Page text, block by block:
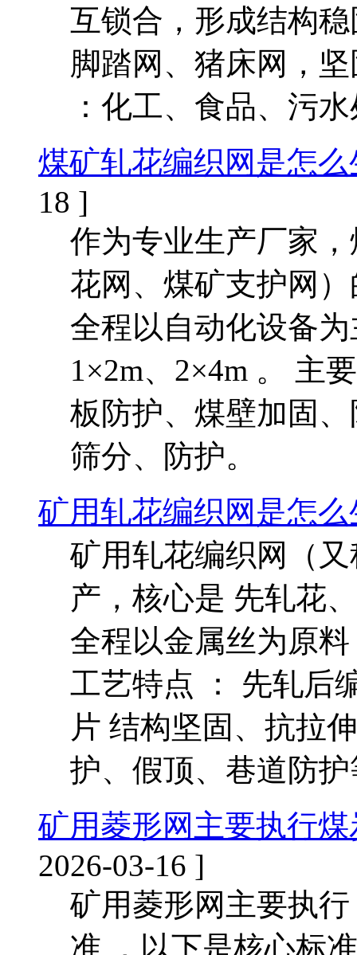
互锁合，形成结构
脚踏网、猪床网，
：化工、食品、污
煤矿轧花编织网是怎
18 ]
作为专业生产厂家
花网、煤矿支护网
全程以自动化设备
1×2m、2×4m 。 主
板防护、煤壁加固
筛分、防护。
矿用轧花编织网是怎
矿用轧花编织网（
产，核心是 先轧花
全程以金属丝为原
工艺特点 ： 先轧后
片 结构坚固、抗拉
护、假顶、巷道防
矿用菱形网主要执行
2026-03-16 ]
矿用菱形网主要执
准 ，以下是核心标